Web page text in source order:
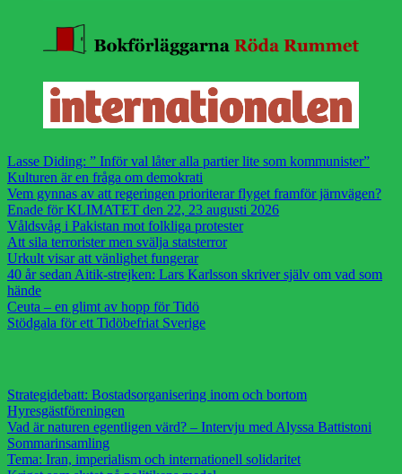
Lasse Diding: ” Inför val låter alla partier lite som kommunister”
Kulturen är en fråga om demokrati
Vem gynnas av att regeringen prioriterar flyget framför järnvägen?
Enade för KLIMATET den 22, 23 augusti 2026
Våldsvåg i Pakistan mot folkliga protester
Att sila terrorister men svälja statsterror
Urkult visar att vänlighet fungerar
40 år sedan Aitik-strejken: Lars Karlsson skriver själv om vad som
hände
Ceuta – en glimt av hopp för Tidö
Stödgala för ett Tidöbefriat Sverige
Strategidebatt: Bostadsorganisering inom och bortom
Hyresgästföreningen
Vad är naturen egentligen värd? – Intervju med Alyssa Battistoni
Sommarinsamling
Tema: Iran, imperialism och internationell solidaritet